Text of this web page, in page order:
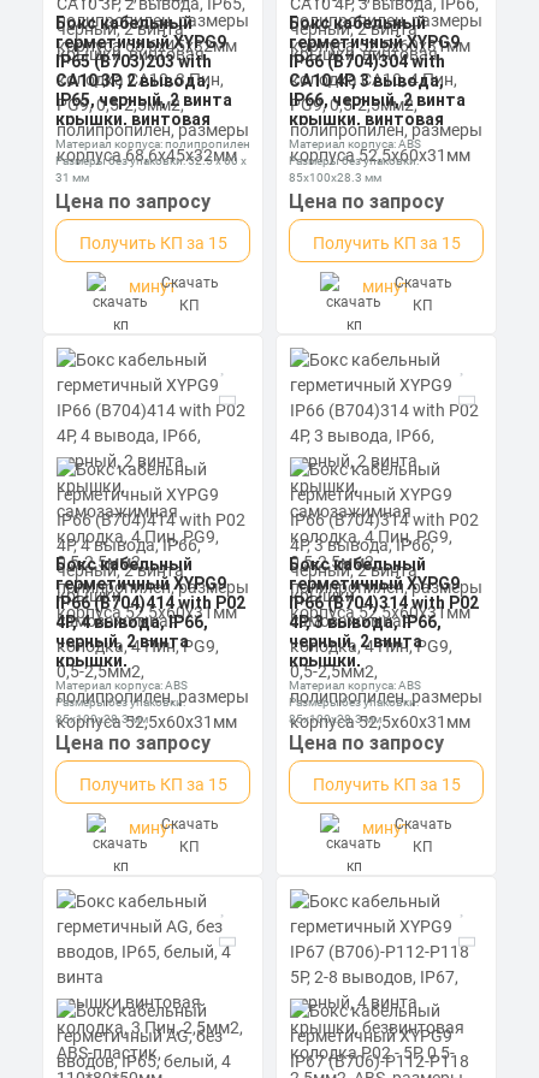
Бокс кабельный
герметичный XYPG9
IP65 (B703)203 with
CA10 3P, 2 вывода,
IP65, черный, 2 винта
крышки, винтовая
колодка CA10, 3 Пин,
PG9, 0,5-2,5мм2,
полипропилен,
размеры корпуса
68,6х45х32мм
Материал корпуса: полипропилен
Размеры без упаковки: 52.5 x 60 x
31 мм
Степень пылевлагозащиты: IP66
Цена по запросу
Получить КП за 15
минутСкачать
КП
Бокс кабельный
герметичный XYPG9
IP66 (B704)304 with
CA10 4P, 3 вывода,
IP66, черный, 2 винта
крышки, винтовая
колодка CA10, 4 Пин,
PG9, 0,5-2,5мм2,
полипропилен,
размеры корпуса
52,5х60х31мм
Материал корпуса: ABS
Размеры без упаковки:
85x100x28.3 мм
Степень пылевлагозащиты: IP67
Цена по запросу
Получить КП за 15
минутСкачать
КП
Бокс кабельный
герметичный XYPG9
IP66 (B704)414 with P02
4P, 4 вывода, IP66,
черный, 2 винта
крышки,
самозажимная
колодка, 4 Пин, PG9,
0,5-2,5мм2,
полипропилен,
размеры корпуса
52,5х60х31мм
Материал корпуса: ABS
Размеры без упаковки:
85x100x28.3 мм
Степень пылевлагозащиты: IP67
Цена по запросу
Получить КП за 15
минутСкачать
КП
Бокс кабельный
герметичный XYPG9
IP66 (B704)314 with P02
4P, 3 вывода, IP66,
черный, 2 винта
крышки,
самозажимная
колодка, 4 Пин, PG9,
0,5-2,5мм2,
полипропилен,
размеры корпуса
52,5х60х31мм
Материал корпуса: ABS
Размеры без упаковки:
85x100x28.3 мм
Степень пылевлагозащиты: IP67
Цена по запросу
Получить КП за 15
минутСкачать
КП